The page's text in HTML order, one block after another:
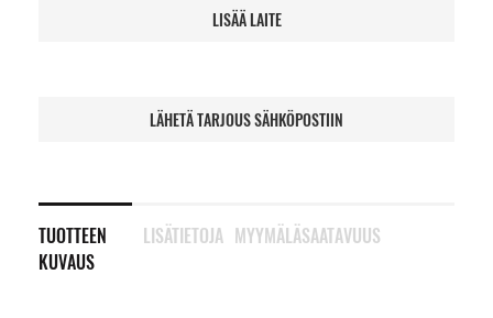
LISÄÄ LAITE
LÄHETÄ TARJOUS SÄHKÖPOSTIIN
TUOTTEEN
KUVAUS
LISÄTIETOJA MYYMÄLÄSAATAVUUS